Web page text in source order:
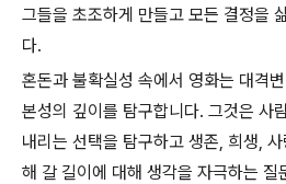
그들을 초조하게 만들고 모든 결정을
다.
혼돈과 불확실성 속에서 영화는 대격
본성의 깊이를 탐구합니다. 그것은 사
내리는 선택을 탐구하고 생존, 희생,
해 갈 길이에 대해 생각을 자극하는 질